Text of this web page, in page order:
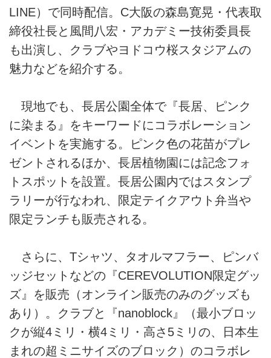
LINE）で同時配信。C大阪の森島寛晃・代表取
締役社長と風間八宏・アカデミー技術委員長
も出演し、クラブやヨドコウ桜スタジアムの
魅力などを紹介する。
現地でも、長居公園全体で『長居、ピンク
に染まる』をキーワードにコラボレーション
イベントを実施する。ピンク色の花苗がプレ
ゼントされるほか、長居植物園には記念フォ
トスポットを設置。長居公園内ではスタンプ
ラリーが行なわれ、限定テイクアウト弁当や
限定ランチも販売される。
さらに、Tシャツ、タオルマフラー、ピンバ
ッジセットなどの『CEREVOLUTION限定グッ
ズ』を販売（オンライン販売のみのグッズも
あり）。クラブと『nanoblock』（最小ブロッ
クが縦4ミリ・横4ミリ・高さ5ミリの、日本生
まれの超ミニサイズのブロック）のコラボレ